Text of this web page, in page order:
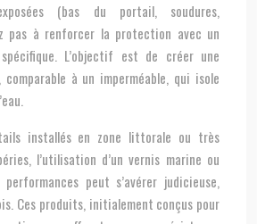
(bas du portail, soudures,
pas à renforcer la protection avec un
L’objectif est de créer une
comparable à un imperméable, qui isole
installés en zone littorale ou très
l’utilisation d’un vernis marine ou
peut s’avérer judicieuse,
Ces produits, initialement conçus pour